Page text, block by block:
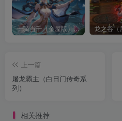
一骑当千（金屋版）（请勿传播宣传谢谢了，有点儿违禁）
上一篇
屠龙霸主（白日门传奇系
列）
相关推荐